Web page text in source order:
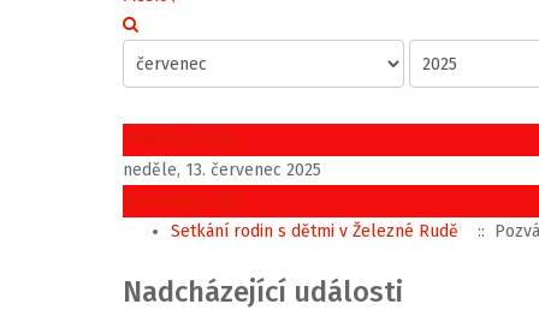
Předchozí den
neděle, 13. červenec 2025
Následující den
Setkání rodin s dětmi v Železné Rudě
::
Nadcházející události